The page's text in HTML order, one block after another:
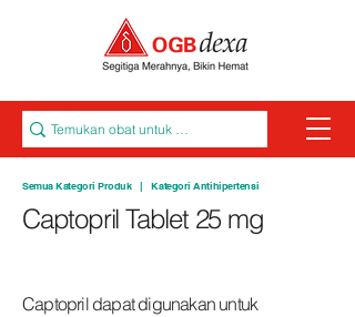
Semua Kategori Produk |Kategori Antihipertensi
Captopril Tablet 25 mg
Captopril dapat digunakan untuk